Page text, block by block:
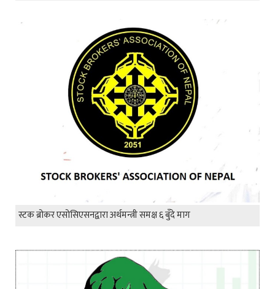
स्टक ब्रोकर एसोसिएसनद्वारा अर्थमन्त्री समक्ष ६ बुँदे माग